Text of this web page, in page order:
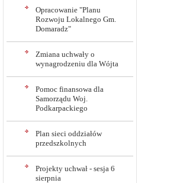
Opracowanie "Planu
Rozwoju Lokalnego Gm.
Domaradz"
Zmiana uchwały o
wynagrodzeniu dla Wójta
Pomoc finansowa dla
Samorządu Woj.
Podkarpackiego
Plan sieci oddziałów
przedszkolnych
Projekty uchwał - sesja 6
sierpnia